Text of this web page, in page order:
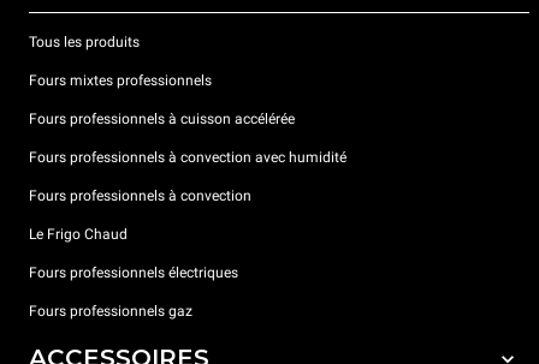
Tous les produits
Fours mixtes professionnels
Fours professionnels à cuisson accélérée
Fours professionnels à convection avec humidité
Fours professionnels à convection
Le Frigo Chaud
Fours professionnels électriques
Fours professionnels gaz
ACCESSOIRES